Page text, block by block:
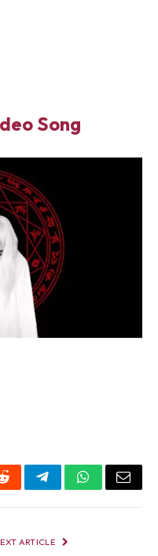
Song
RedditTelegramWhatsApp
Email
ARTICLE